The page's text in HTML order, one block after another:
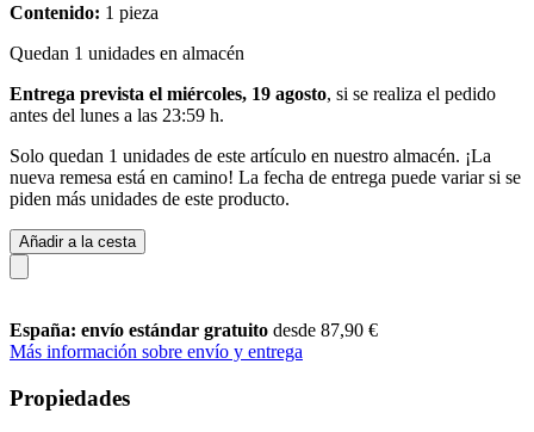
Contenido: 1 pieza
Quedan 1 unidades en almacén
Entrega prevista el miércoles, 19 agosto, si se realiza el pedido
antes del lunes a las 23:59 h.
Solo quedan 1 unidades de este artículo en nuestro almacén. ¡La
nueva remesa está en camino! La fecha de entrega puede variar si se
piden más unidades de este producto.
Añadir a la cesta
España: envío estándar gratuito desde 87,90 €
Más información sobre envío y entrega
Propiedades